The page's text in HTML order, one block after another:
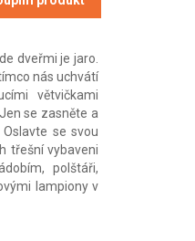
dveřmi je jaro.
nás uchvátí
větvičkami
se zasněte a
se svou
třešní vybaveni
polštáři,
lampiony v